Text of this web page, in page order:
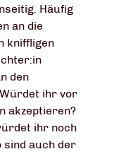
Häufig
an die
kniffligen
den
ihr vor
akzeptieren?
ihr noch
sind auch der